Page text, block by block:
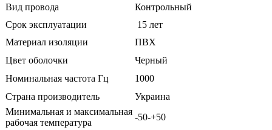
Вид провода
Контрольный
Срок эксплуатации
15 лет
Материал изоляции
ПВХ
Цвет оболочки
Черный
Номинальная частота Гц
1000
Страна производитель
Украина
Минимальная и максимальная
рабочая температура
-50-+50